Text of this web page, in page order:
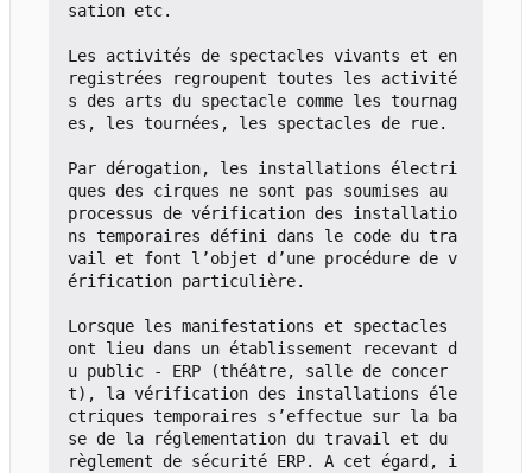
sation etc.
Les activités de spectacles vivants et en
registrées regroupent toutes les activité
s des arts du spectacle comme les tournag
es, les tournées, les spectacles de rue.
Par dérogation, les installations électri
ques des cirques ne sont pas soumises au
processus de vérification des installatio
ns temporaires défini dans le code du tra
vail et font l ’objet d ’une procédure de v
érification particulière.
Lorsque les manifestations et spectacles
ont lieu dans un établissement recevant d
u public - ERP (théâtre, salle de concer
t), la vérification des installations éle
ctriques temporaires s ’effectue sur la ba
se de la réglementation du travail et du
règlement de sécurité ERP. A cet égard, i